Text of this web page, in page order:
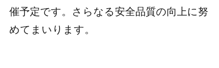
催予定です。さらなる安全品質の向上に努
めてまいります。